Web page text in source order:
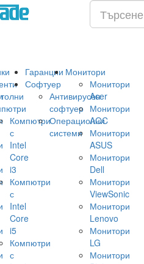
Компютри
с
Intel
Core
i3
Компютри
с
Intel
Core
i5
Компютри
с
Гаранции
Софтуер
Антивирусен
софтуер
Операционни
системи
Монитори
Монитори
Acer
Монитори
AOC
Монитори
ASUS
Монитори
Dell
Монитори
ViewSonic
Монитори
Lenovo
Монитори
LG
Монитори